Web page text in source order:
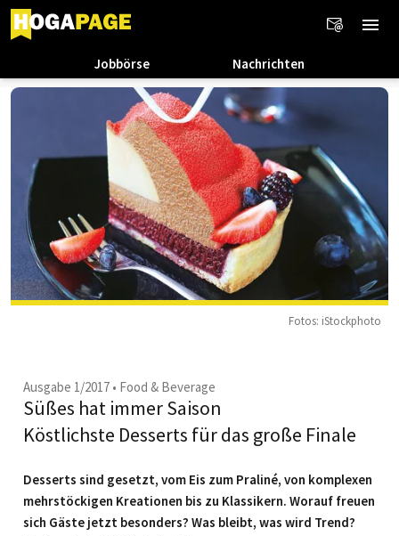
Jobbörse Nachrichten
Fotos: iStockphoto
Ausgabe 1/2017 • Food & Beverage
Süßes hat immer Saison
Köstlichste Desserts für das große Finale
Desserts sind gesetzt, vom Eis zum Praliné, von komplexen
mehrstöckigen Kreationen bis zu Klassikern. Worauf freuen
sich Gäste jetzt besonders? Was bleibt, was wird Trend?